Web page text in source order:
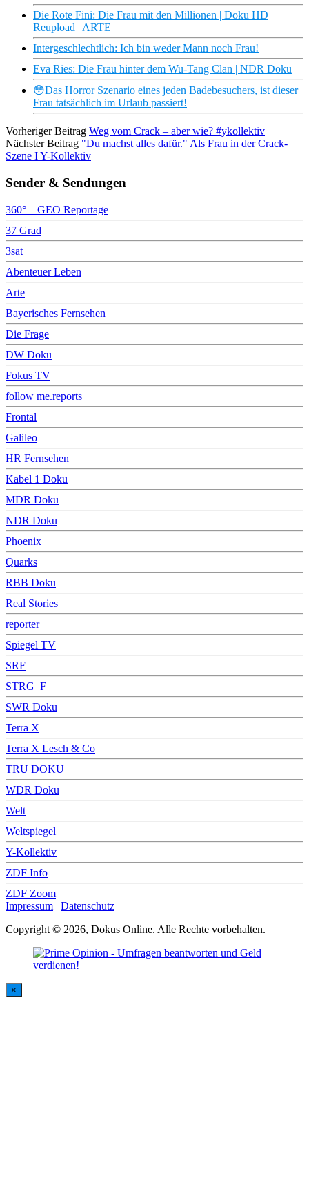
Die Rote Fini: Die Frau mit den Millionen | Doku HD
Reupload | ARTE
Intergeschlechtlich: Ich bin weder Mann noch Frau!
Eva Ries: Die Frau hinter dem Wu-Tang Clan | NDR Doku
😳Das Horror Szenario eines jeden Badebesuchers, ist dieser
Frau tatsächlich im Urlaub passiert!
Vorheriger Beitrag Weg vom Crack – aber wie? #ykollektiv
Nächster Beitrag "Du machst alles dafür." Als Frau in der Crack-
Szene I Y-Kollektiv
Sender & Sendungen
360° – GEO Reportage
37 Grad
3sat
Abenteuer Leben
Arte
Bayerisches Fernsehen
Die Frage
DW Doku
Fokus TV
follow me.reports
Frontal
Galileo
HR Fernsehen
Kabel 1 Doku
MDR Doku
NDR Doku
Phoenix
Quarks
RBB Doku
Real Stories
reporter
Spiegel TV
SRF
STRG_F
SWR Doku
Terra X
Terra X Lesch & Co
TRU DOKU
WDR Doku
Welt
Weltspiegel
Y-Kollektiv
ZDF Info
ZDF Zoom
Impressum | Datenschutz
Copyright © 2026, Dokus Online. Alle Rechte vorbehalten.
×